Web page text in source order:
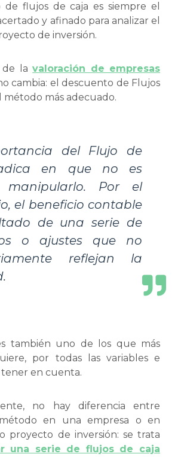
de flujos de caja es siempre el
y afinado para analizar el
de inversión.
de lavaloración de empresas
cambia: el descuento de Flujos
método más adecuado.
del Flujo de
en que no es
manipularlo. Por el
el beneficio contable
de una serie de
o ajustes que no
reflejan la
también uno de los que más
por todas las variables e
tener en cuenta.
no hay diferencia entre
en una empresa o en
proyecto de inversión: se trata
una serie de flujos de caja